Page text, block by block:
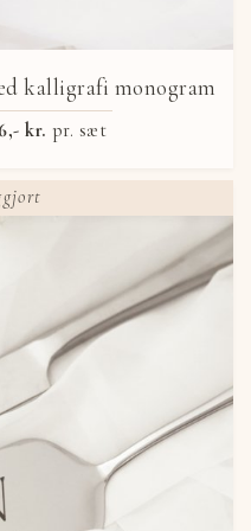
kalligrafi monogram
kr. pr. sæt